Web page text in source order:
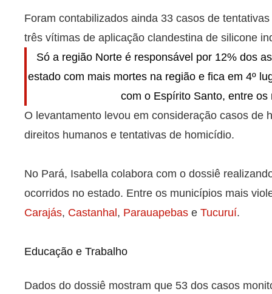
Foram contabilizados ainda 33 casos de
três vítimas de aplicação clandestina de silicone
Só a região Norte é responsável por 12% dos
estado com mais mortes na região e fica em 4º
com o Espírito Santo, entre os
O levantamento levou em consideração casos de
direitos humanos e tentativas de homicídio.
No Pará, Isabella colabora com o dossiê
ocorridos no estado. Entre os municípios mais
Carajás, Castanhal , Parauapebas e Tucuruí.
Educação e Trabalho
Dados do dossiê mostram que 53 dos casos